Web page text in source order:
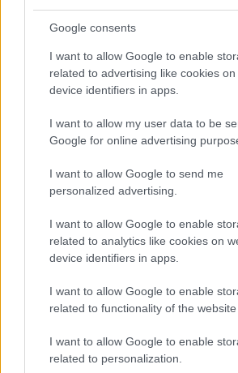
Google consents
I want to allow Google to enable
related to advertising like cookies
device identifiers in apps.
I want to allow my user data to be
Google for online advertising
I want to allow Google to send me
personalized advertising.
I want to allow Google to enable
related to analytics like cookies on
device identifiers in apps.
I want to allow Google to enable
related to functionality of the website
I want to allow Google to enable
related to personalization.
Nyári Dia mára megtanult sokkal
Pejkó Gergő
A húszas éveim
lehetőségtől elestem
teltebb volt az